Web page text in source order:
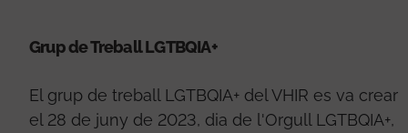
Grup de Treball LGTBQIA+
El grup de treball LGTBQIA+ del VHIR es va crear
el 28 de juny de 2023, dia de l'Orgull LGTBQIA+,